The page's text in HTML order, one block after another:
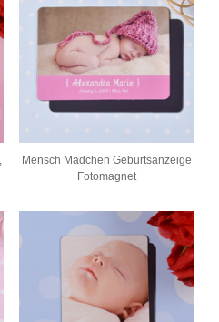
Mensch Mädchen Geburtsanzeige
Fotomagnet